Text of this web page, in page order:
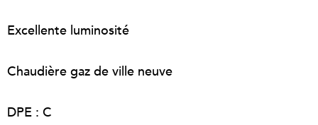
Excellente luminosité
Chaudière gaz de ville neuve
DPE : C